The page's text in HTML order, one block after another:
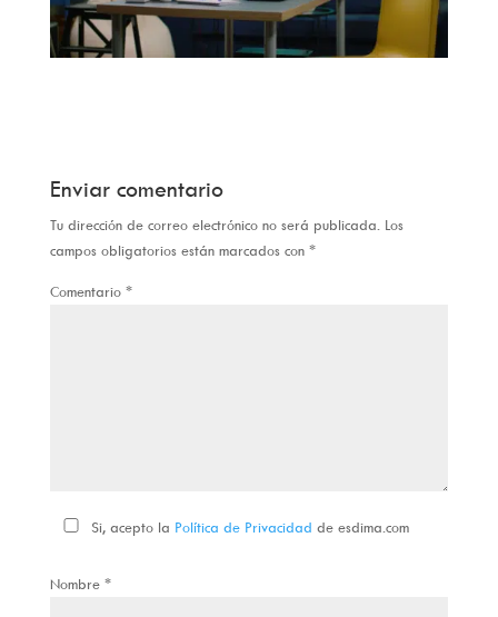
Enviar comentario
Tu dirección de correo electrónico no será publicada. Los
campos obligatorios están marcados con *
Comentario *
Si, acepto la Política de Privacidad de esdima.com
Nombre *